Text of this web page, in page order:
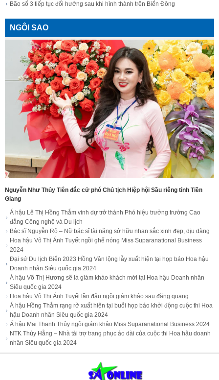
Bão số 3 tiếp tục đổi hướng sau khi hình thành trên Biển Đông
NGÔI SAO
Nguyễn Như Thủy Tiên đắc cử phó Chủ tịch Hiệp hội Sầu riêng tỉnh Tiền
Giang
Á hậu Lê Thị Hồng Thắm vinh dự trở thành Phó hiệu trưởng trường Cao
đẳng Công nghệ và Du lịch
Bác sĩ Nguyễn Rô – Nữ bác sĩ tài năng sở hữu nhan sắc xinh đẹp, dịu dàng
Hoa hậu Võ Thị Ánh Tuyết ngồi ghế nóng Miss Suparanational Business
2024
Đại sứ Du lịch Biển 2023 Hồng Vân lộng lẫy xuất hiện tại họp báo Hoa hậu
Doanh nhân Siêu quốc gia 2024
Á hậu Võ Thị Hương sẽ là giám khảo khách mời tại Hoa hậu Doanh nhân
Siêu quốc gia 2024
Hoa hậu Võ Thị Ánh Tuyết lần đầu ngồi giám khảo sau đăng quang
Á hậu Hồng Thắm rạng rỡ xuất hiện tại buổi họp báo khởi động cuộc thi Hoa
hậu Doanh nhân Siêu quốc gia 2024
Á hậu Mai Thanh Thủy ngồi giám khảo Miss Suparanational Business 2024
NTK Thúy Hằng – Nhà tài trợ trang phục áo dài của cuộc thi Hoa hậu doanh
nhân Siêu quốc gia 2024